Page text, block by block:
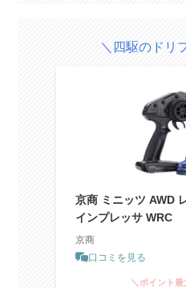
＼四駆のドリ
京商 ミニッツ AWD
インプレッサ WRC
京商
口コミを見る
＼ポイント最